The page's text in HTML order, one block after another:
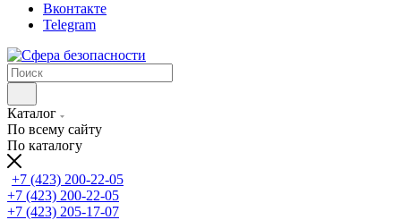
Вконтакте
Telegram
Каталог
По всему сайту
По каталогу
+7 (423) 200-22-05
+7 (423) 200-22-05
+7 (423) 205-17-07